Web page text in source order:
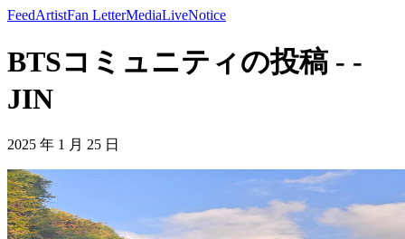
FeedArtistFan LetterMediaLiveNotice
BTSコミュニティの投稿 - -
JIN
2025 年 1 月 25 日